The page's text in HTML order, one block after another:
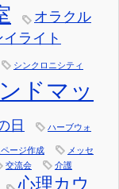
オラクル
ライト
シンクロニシティ
ドマッ
日 ハーブウォ
ージ作成
メッセ
交流会 介護
心理カウ